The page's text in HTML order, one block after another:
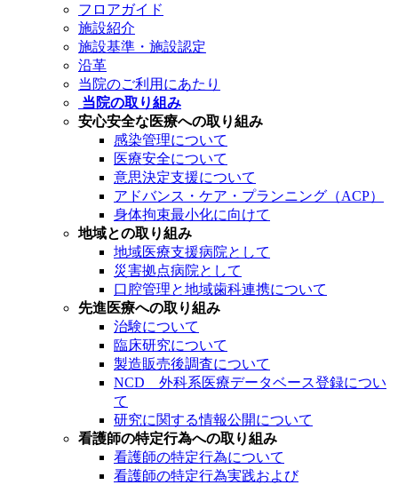
フロアガイド
施設紹介
施設基準・施設認定
沿革
当院のご利用にあたり
当院の取り組み
安心安全な医療への取り組み
感染管理について
医療安全について
意思決定支援について
アドバンス・ケア・プランニング（ACP）
身体拘束最小化に向けて
地域との取り組み
地域医療支援病院として
災害拠点病院として
口腔管理と地域歯科連携について
先進医療への取り組み
治験について
臨床研究について
製造販売後調査について
NCD 外科系医療データベース登録につい
て
研究に関する情報公開について
看護師の特定行為への取り組み
看護師の特定行為について
看護師の特定行為実践および